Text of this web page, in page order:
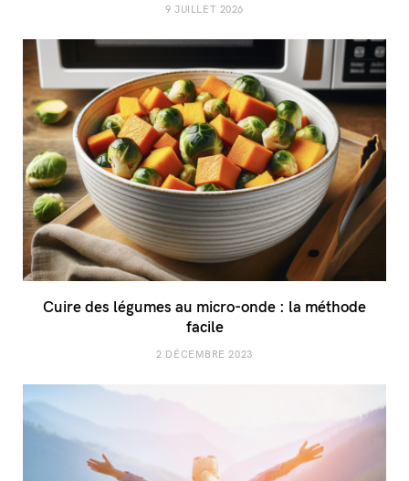
9 JUILLET 2026
Cuire des légumes au micro-onde : la méthode
facile
2 DÉCEMBRE 2023